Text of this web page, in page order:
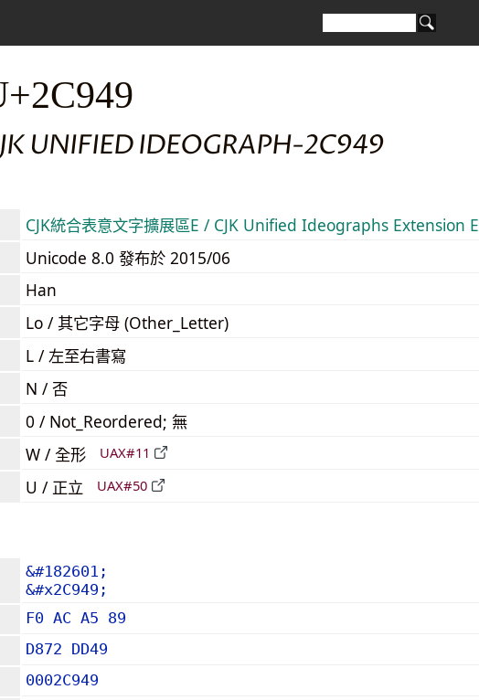
UNIFIED IDEOGRAPH-2C949
CJK統合表意文字擴展區E / CJK Unified Ideographs Extension E
Unicode 8.0 發布於 2015/06
Han
Lo / 其它字母 (Other_Letter)
L / 左至右書寫
N / 否
0 / Not_Reordered; 無
W / 全形 UAX#11
U / 正立 UAX#50
&#182601;
&#x2C949;
F0 AC A5 89
D872 DD49
0002C949